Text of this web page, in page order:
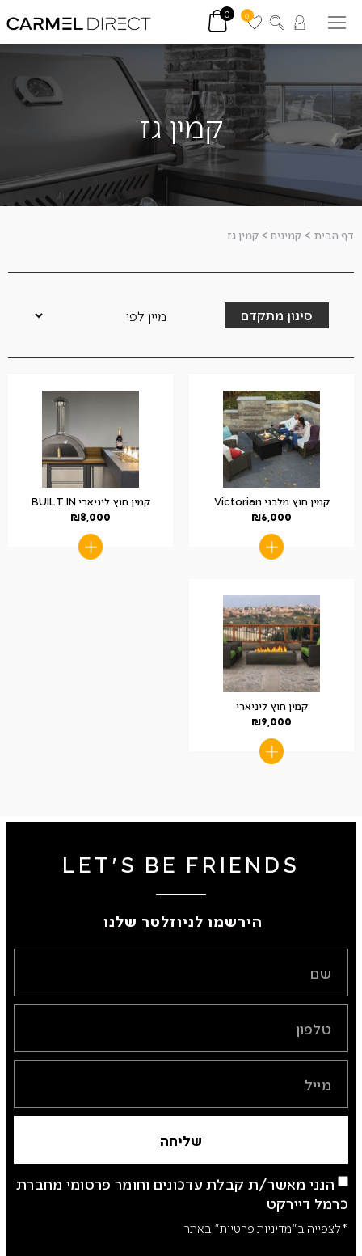
0
0
קמין גז
דף הבית > קמינים > קמין גז
סינון מתקדם
קמין חוץ מלבני Victorian
₪6,000
קמין חוץ ליניארי BUILT IN
₪8,000
קמין חוץ ליניארי
₪9,000
LET'S BE FRIENDS
הירשמו לניוזלטר שלנו ​
הנני מאשר/ת קבלת עדכונים וחומר פרסומי מחברת
כרמל דיירקט
*לצפייה ב"מדיניות פרטיות" באתר
שליחה